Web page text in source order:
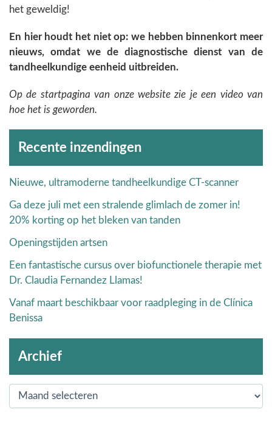
het geweldig!
En hier houdt het niet op: we hebben binnenkort meer
nieuws, omdat we de diagnostische dienst van de
tandheelkundige eenheid uitbreiden.
Op de startpagina van onze website zie je een video van
hoe het is geworden.
Recente inzendingen
Nieuwe, ultramoderne tandheelkundige CT-scanner
Ga deze juli met een stralende glimlach de zomer in!
20% korting op het bleken van tanden
Openingstijden artsen
Een fantastische cursus over biofunctionele therapie met
Dr. Claudia Fernandez Llamas!
Vanaf maart beschikbaar voor raadpleging in de Clínica
Benissa
Archief